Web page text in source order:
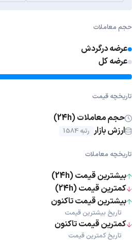
حجم معاملات
عرضه درگردش
عرضه کل
تاریخچه قیمت
حجم معاملات (24h)
ارزش بازار رتبه 1584
تاریخچه معاملات
بیشترین قیمت (24h)
کمترین قیمت (24h)
بیشترین قیمت تاکنون
تاریخ بیشترین قیمت
کمترین قیمت تاکنون
تاریخ کمترین قیمت